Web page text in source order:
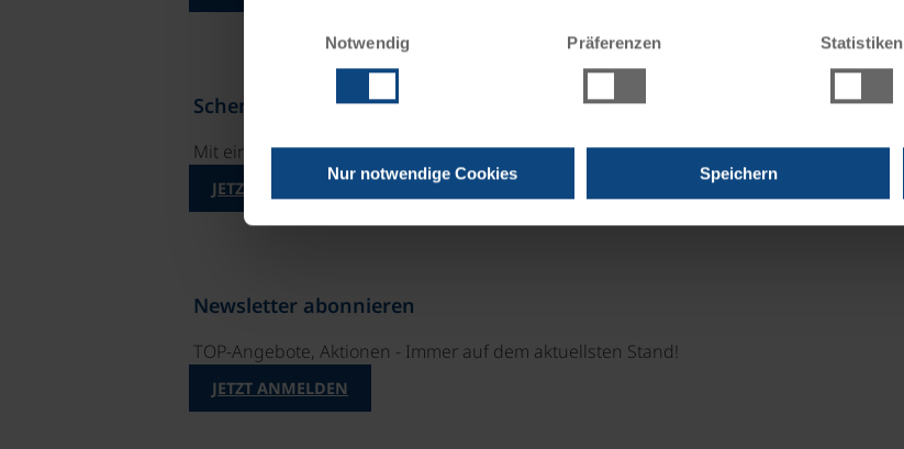
Einwilligungsauswahl
Notwendig
Präferenzen Statistiken
Nur notwendige Cookies Speichern
Schenken Sie unvergessliche Momente!
Mit einem Reisegutschein haben Sie immer das passende Geschenk.
JETZT BESTELLEN
Newsletter abonnieren
TOP-Angebote, Aktionen - Immer auf dem aktuellsten Stand!
JETZT ANMELDEN